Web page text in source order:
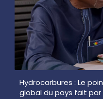
Hydrocarbures : Le
global du pays fait